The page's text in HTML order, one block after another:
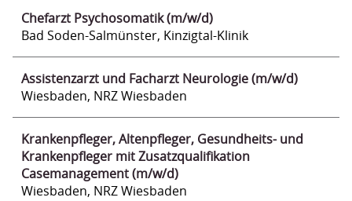
Chefarzt Psychosomatik (m/w/d)
Bad Soden-Salmünster, Kinzigtal-Klinik
Assistenzarzt und Facharzt Neurologie (m/w/d)
Wiesbaden, NRZ Wiesbaden
Krankenpfleger, Altenpfleger, Gesundheits- und
Krankenpfleger mit Zusatzqualifikation
Casemanagement (m/w/d)
Wiesbaden, NRZ Wiesbaden